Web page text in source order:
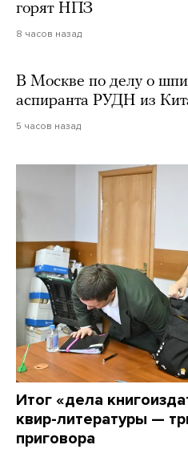
горят НПЗ
8 часов назад
В Москве по делу о
аспиранта РУДН из
5 часов назад
Итог «дела
квир-литературы —
приговора